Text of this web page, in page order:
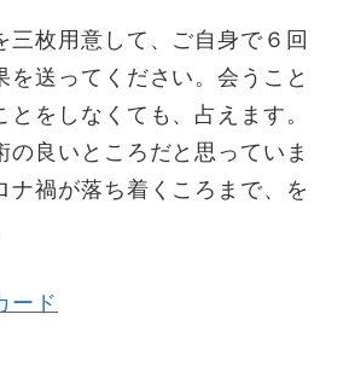
三枚用意して、ご自身で６回
を送ってください。会うこと
とをしなくても、占えます。
の良いところだと思っていま
ナ禍が落ち着くころまで、を
ード